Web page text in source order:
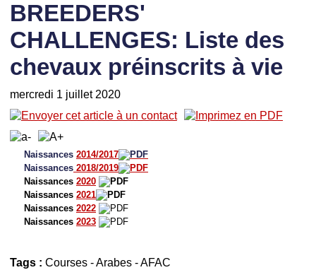
BREEDERS'
CHALLENGES: Liste des
chevaux préinscrits à vie
mercredi 1 juillet 2020
Naissances 2014/2017
Naissances 2018/2019
Naissances 2020
Naissances 2021
Naissances 2022
Naissances 2023
Tags : Courses -Arabes -AFAC